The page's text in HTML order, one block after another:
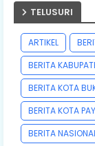
TELUSURI
ARTIKEL
BERITA
BERITA KOTA
BERITA KOTA
BERITA